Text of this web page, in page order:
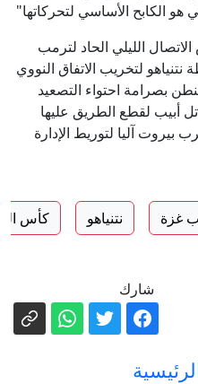
هو الكابح الأساسي لتحركاتها"
الليلي الحاد لترمب
لتخريب الاتفاق النووي
بصرامة احتواء التصعيد
أبيب لقطع الطريق عليها
بيروت آليا لتوريط الإدارة
غزة نتنياهو كأس
شارك